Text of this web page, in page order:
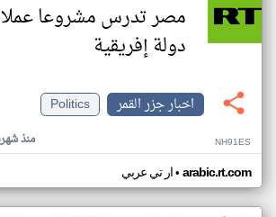
مصر تدرس مشروعا
دولة إفريقية
اخبار جزر القمر
Politics
منذ NH91ES
ار تي عربي• arabic.rt.com